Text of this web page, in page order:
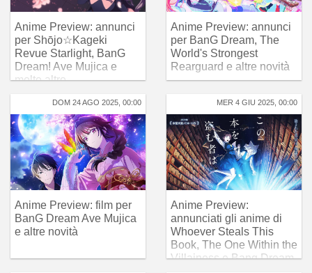
Anime Preview: annunci
per Shōjo☆Kageki
Revue Starlight, BanG
Dream! Ave Mujica e
molto altro
Anime Preview: annunci
per BanG Dream, The
World's Strongest
Rearguard e altre novità
DOM 24 AGO 2025, 00:00
Anime Preview: film per
BanG Dream Ave Mujica
e altre novità
MER 4 GIU 2025, 00:00
Anime Preview:
annunciati gli anime di
Whoever Steals This
Book, The One Within the
Villainess e Bang Dream